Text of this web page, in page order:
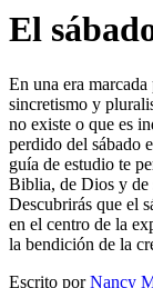
El
En una era
sincretismo y
no existe o que es
perdido del sábado
guía de estudio te
Biblia, de Dios y de
Descubrirás que el
en el centro de la
la bendición de la
Escrito porNancy